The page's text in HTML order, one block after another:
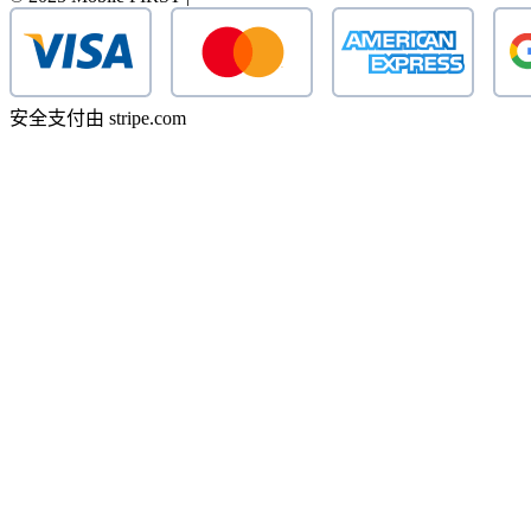
安全支付由 stripe.com